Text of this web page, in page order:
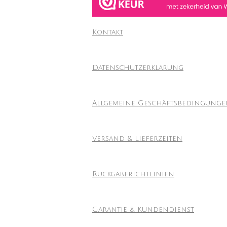
Kontakt
Datenschutzerklärung
Allgemeine
Versand & Lieferzeiten
Rückgaberichtlinien
Garantie & Kundendienst